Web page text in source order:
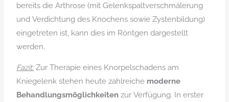
bereits die Arthrose (mit Gelenkspaltverschmälerung
und Verdichtung des Knochens sowie Zystenbildung)
eingetreten ist, kann dies im Röntgen dargestellt
werden.
Fazit:Zur Therapie eines Knorpelschadens am
Kniegelenk stehen heute zahlreiche moderne
Behandlungsmöglichkeiten zur Verfügung. In erster